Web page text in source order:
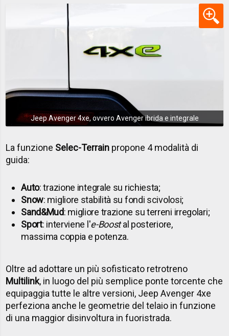
Jeep Avenger 4xe, ovvero Avenger ibrida e integrale
La funzione Selec-Terrain propone 4 modalità di
guida:
Auto: trazione integrale su richiesta;
Snow: migliore stabilità su fondi scivolosi;
Sand&Mud: migliore trazione su terreni irregolari;
Sport: interviene l'e-Boostal posteriore,
massima coppia e potenza.
Oltre ad adottare un più sofisticato retrotreno
Multilink, in luogo del più semplice ponte torcente che
equipaggia tutte le altre versioni, Jeep Avenger 4xe
perfeziona anche le geometrie del telaio in funzione
di una maggior disinvoltura in fuoristrada.